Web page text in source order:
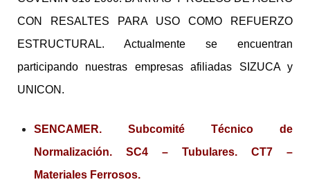
CON RESALTES PARA USO COMO REFUERZO
ESTRUCTURAL. Actualmente se encuentran
participando nuestras empresas afiliadas SIZUCA y
UNICON.
SENCAMER. Subcomité Técnico de
Normalización. SC4 – Tubulares. CT7 –
Materiales Ferrosos.